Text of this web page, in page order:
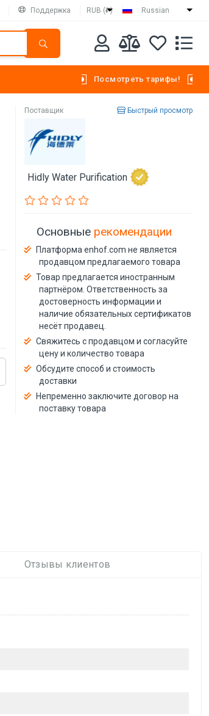
Поддержка RUB (₽) Russian
Посмотреть тарифы!
Поставщик Быстрый просмотр
Hidly Water Purification
Основные рекомендации
Платформа enhof.com не является
продавцом предлагаемого товара
Товар предлагается иностранным
партнёром. Ответственность за
достоверность информации и
наличие обязательных сертификатов
несёт продавец.
Свяжитесь с продавцом и согласуйте
цену и количество товара
Обсудите способ и стоимость
доставки
Непременно заключите договор на
поставку товара
Отзывы клиентов